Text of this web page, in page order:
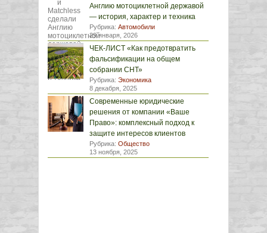
Англию мотоциклетной державой
— история, характер и техника
Рубрика: Автомобили
29 января, 2026
ЧЕК-ЛИСТ «Как предотвратить
фальсификации на общем
собрании СНТ»
Рубрика: Экономика
8 декабря, 2025
Современные юридические
решения от компании «Ваше
Право»: комплексный подход к
защите интересов клиентов
Рубрика: Общество
13 ноября, 2025